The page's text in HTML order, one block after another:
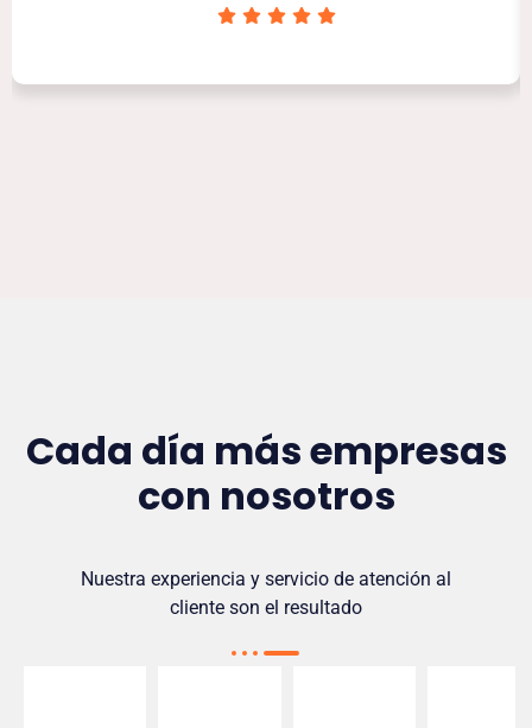
Cada día más empresas
con nosotros
Nuestra experiencia y servicio de atención al
cliente son el resultado